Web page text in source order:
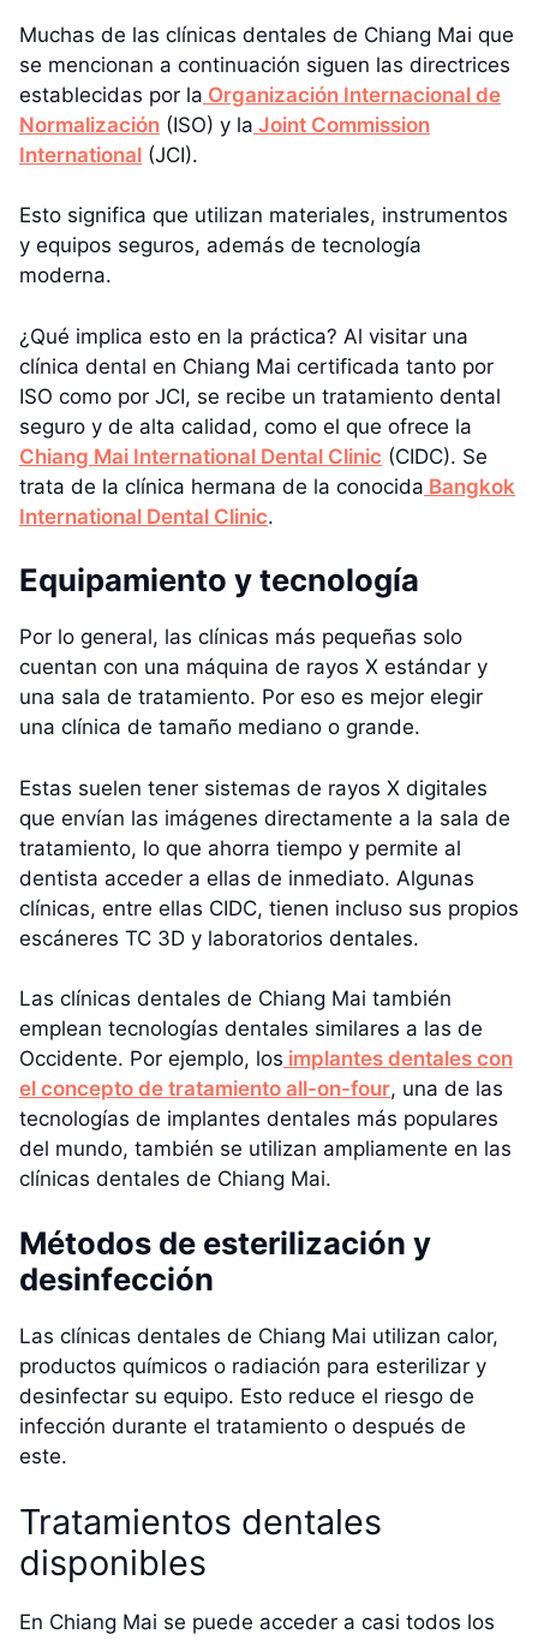
Muchas de las clínicas dentales de Chiang Mai que
se mencionan a continuación siguen las directrices
establecidas por la Organización Internacional de
Normalización (ISO) y la Joint Commission
International (JCI).
Esto significa que utilizan materiales, instrumentos
y equipos seguros, además de tecnología
moderna.
¿Qué implica esto en la práctica? Al visitar una
clínica dental en Chiang Mai certificada tanto por
ISO como por JCI, se recibe un tratamiento dental
seguro y de alta calidad, como el que ofrece la
Chiang Mai International Dental Clinic (CIDC). Se
trata de la clínica hermana de la conocida Bangkok
International Dental Clinic.
Equipamiento y tecnología
Por lo general, las clínicas más pequeñas solo
cuentan con una máquina de rayos X estándar y
una sala de tratamiento. Por eso es mejor elegir
una clínica de tamaño mediano o grande.
Estas suelen tener sistemas de rayos X digitales
que envían las imágenes directamente a la sala de
tratamiento, lo que ahorra tiempo y permite al
dentista acceder a ellas de inmediato. Algunas
clínicas, entre ellas CIDC, tienen incluso sus propios
escáneres TC 3D y laboratorios dentales.
Las clínicas dentales de Chiang Mai también
emplean tecnologías dentales similares a las de
Occidente. Por ejemplo, los implantes dentales con
el concepto de tratamiento all-on-four, una de las
tecnologías de implantes dentales más populares
del mundo, también se utilizan ampliamente en las
clínicas dentales de Chiang Mai.
Métodos de esterilización y
desinfección
Las clínicas dentales de Chiang Mai utilizan calor,
productos químicos o radiación para esterilizar y
desinfectar su equipo. Esto reduce el riesgo de
infección durante el tratamiento o después de
este.
Tratamientos dentales
disponibles
En Chiang Mai se puede acceder a casi todos los